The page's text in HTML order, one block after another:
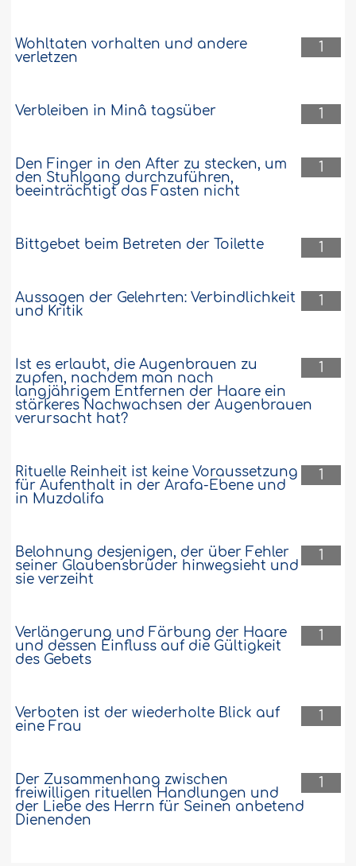
1
Wohltaten vorhalten und andere
verletzen
1
Verbleiben in Minâ tagsüber
1
Den Finger in den After zu stecken, um
den Stuhlgang durchzuführen,
beeinträchtigt das Fasten nicht
1
Bittgebet beim Betreten der Toilette
1
Aussagen der Gelehrten: Verbindlichkeit
und Kritik
1
Ist es erlaubt, die Augenbrauen zu
zupfen, nachdem man nach
langjährigem Entfernen der Haare ein
stärkeres Nachwachsen der Augenbrauen
verursacht hat?
1
Rituelle Reinheit ist keine Voraussetzung
für Aufenthalt in der Arafa-Ebene und
in Muzdalifa
1
Belohnung desjenigen, der über Fehler
seiner Glaubensbrüder hinwegsieht und
sie verzeiht
1
Verlängerung und Färbung der Haare
und dessen Einfluss auf die Gültigkeit
des Gebets
1
Verboten ist der wiederholte Blick auf
eine Frau
1
Der Zusammenhang zwischen
freiwilligen rituellen Handlungen und
der Liebe des Herrn für Seinen anbetend
Dienenden